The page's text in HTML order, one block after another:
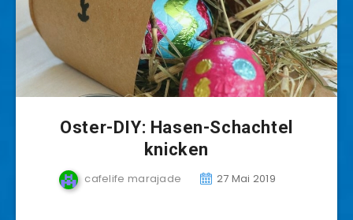
Oster-DIY: Hasen-Schachtel
knicken
cafelife marajade 27 Mai 2019